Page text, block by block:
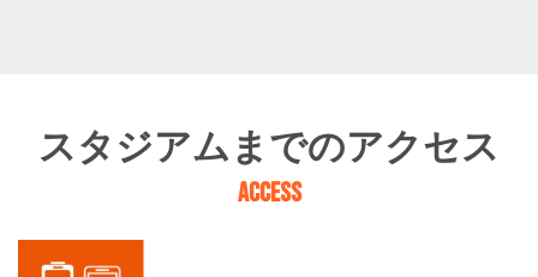
スタジアムまでのアクセス
ACCESS